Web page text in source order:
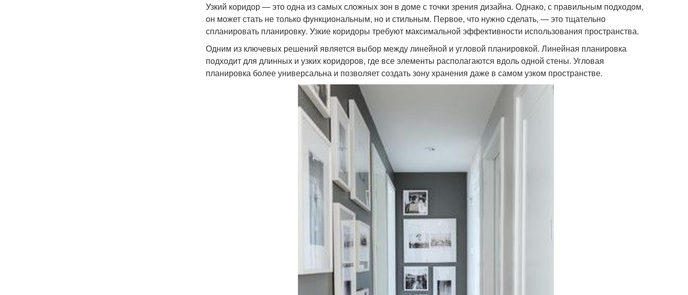
Узкий коридор — это одна из самых сложных зон в доме с точки зрения дизайна. Однако, с правильным подходом,
он может стать не только функциональным, но и стильным. Первое, что нужно сделать, — это тщательно
спланировать планировку. Узкие коридоры требуют максимальной эффективности использования пространства.
Одним из ключевых решений является выбор между линейной и угловой планировкой. Линейная планировка
подходит для длинных и узких коридоров, где все элементы располагаются вдоль одной стены. Угловая
планировка более универсальна и позволяет создать зону хранения даже в самом узком пространстве.